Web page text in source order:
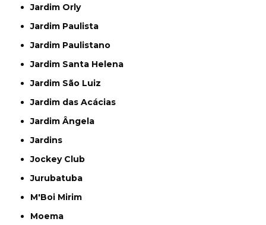
Jardim Orly
Jardim Paulista
Jardim Paulistano
Jardim Santa Helena
Jardim São Luiz
Jardim das Acácias
Jardim Ângela
Jardins
Jockey Club
Jurubatuba
M'Boi Mirim
Moema